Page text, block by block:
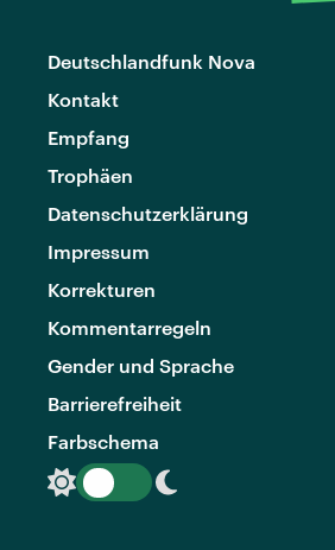
Deutschlandfunk Nova
Kontakt
Empfang
Trophäen
Datenschutzerklärung
Impressum
Korrekturen
Kommentarregeln
Gender und Sprache
Barrierefreiheit
Farbschema